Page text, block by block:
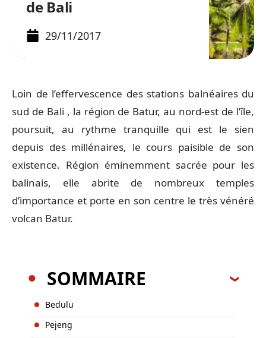
de Bali
29/11/2017
Loin de l’effervescence des stations balnéaires du
sud de Bali , la région de Batur, au nord-est de l’île,
poursuit, au rythme tranquille qui est le sien
depuis des millénaires, le cours paisible de son
existence. Région éminemment sacrée pour les
balinais, elle abrite de nombreux temples
d’importance et porte en son centre le très vénéré
volcan Batur.
SOMMAIRE
Bedulu
Pejeng